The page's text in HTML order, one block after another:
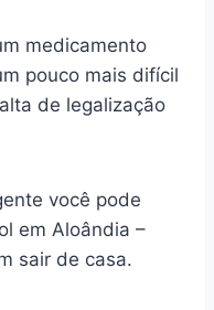
medicamento
pouco mais difícil
de legalização
você pode
em Aloândia –
sair de casa.